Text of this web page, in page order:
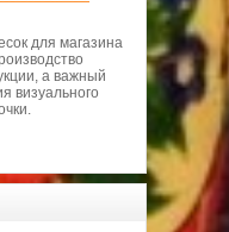
для магазина
а важный
визуального